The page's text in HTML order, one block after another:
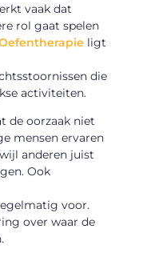
vaak dat
rol gaat spelen
ligt
die
activiteiten.
de oorzaak niet
mensen ervaren
anderen juist
Ook
voor.
over waar de